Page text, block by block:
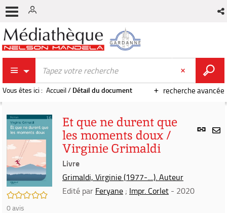
recherche avancée
Vous êtes ici : Accueil/ Détail du document
Lien
/5
0avis
Et que ne durent que
les moments doux /
Virginie Grimaldi
Livre
Grimaldi, Virginie (1977-....). Auteur
Edité par Feryane ; Impr. Corlet - 2020